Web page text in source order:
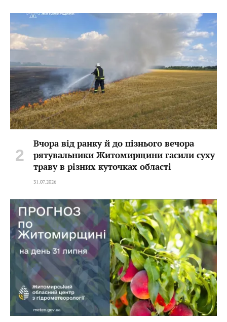
Вчора від ранку й до пізнього вечора
рятувальники Житомирщини гасили суху
траву в різних куточках області
31.07.2026